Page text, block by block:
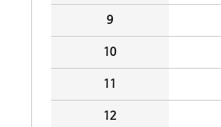
9
10
11
12